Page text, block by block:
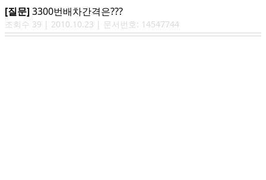
[질문]3300번배차간격은???
조회수 39 | 2010.10.23 | 문서번호: 14547744